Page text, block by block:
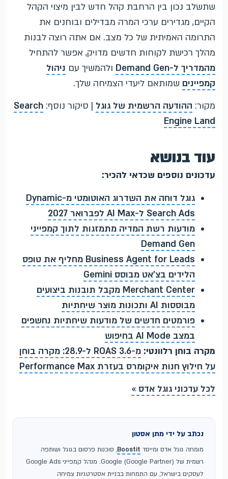
שתשלב נכון בין הרחבת קהל חדש לבין מיצוי הקהל
הקיים, מגדירים ערכי המרה מבדילים ובוחנים את
התרומה האמיתית של כל מצב. אם אתה רוצה לבנות
מהלך רכישת לקוחות חדשים מדויק, אפשר להתחיל
מהמדריך ל-Demand Gen
ולהמשיך עם ניהול
קמפיינים שמותאם ליעדי הצמיחה שלך.
מקור: ההודעה הרשמית של גוגל | סיקור נוסף: Search
Engine Land
עוד בנושא
עדכונים נוספים שכדאי להכיר:
גוגל דוחה את השדרוג האוטומטי מ-Dynamic
Search Ads ל-AI Max לפברואר 2027
מודעות רשת המדיה מתמזגות לתוך קמפייני
Demand Gen
Business Agent for Leads מחליף את טופס
הלידים בצ'אט מבוסס Gemini
Merchant Center מקבל תובנות ביצועים
מבוססות AI ותכונות מוצר שיחתיות
פורמטים חדשים של מודעות שיחתיות נחשפים
במצב AI Mode בחיפוש
מקרה בוחן רלוונטי:
מ-ROAS 3.6 ל-28.9: מקרה בוחן
על חילוץ חנות איקומרס בעזרת Performance Max
לכל עדכוני גוגל אדס »
נכתב על ידי מתן אסטון
מומחה גוגל אדס ומייסד Boostit, סוכנות פרסום בגוגל ושותפה
רשמית של Google (Google Partner). מנהל קמפייני Google Ads
לעסקים בישראל, עם התמחות בבניית אסטרטגיות צמיחה